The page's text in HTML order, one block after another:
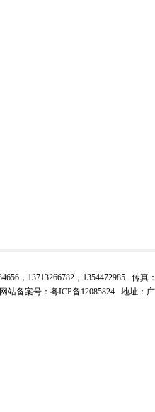
，13713266782，1354472985 传真
网站备案号： 粤ICP备12085824 地址：